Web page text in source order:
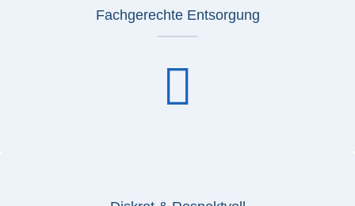
Fachgerechte Entsorgung